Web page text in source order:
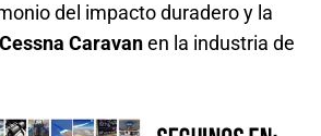
del impacto duradero y la
Cessna Caravanen la industria de